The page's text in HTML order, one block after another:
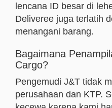
lencana ID besar di
Deliveree juga terlatih
menangani barang.
Bagaimana
Cargo?
Pengemudi J&T tidak
perusahaan dan KTP.